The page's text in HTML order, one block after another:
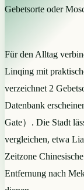
Gebetsorte oder
Für den Alltag
Linqing mit
verzeichnet 2
Datenbank
Gate）. Die Stadt
vergleichen, etwa
Zeitzone
Entfernung nach